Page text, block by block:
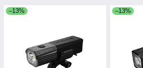
–13% –13%